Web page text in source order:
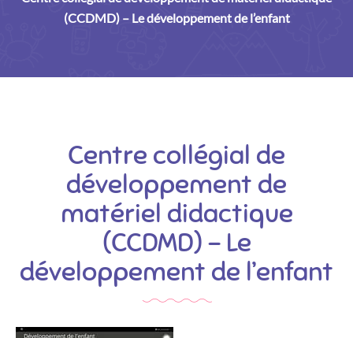
(CCDMD) – Le développement de l’enfant
Centre collégial de
développement de
matériel didactique
(CCDMD) – Le
développement de l’enfant